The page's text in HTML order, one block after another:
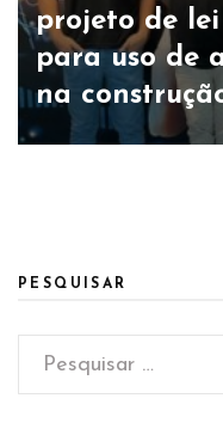
projeto de
para uso de
na
PESQUISAR
Pesquisar
por: